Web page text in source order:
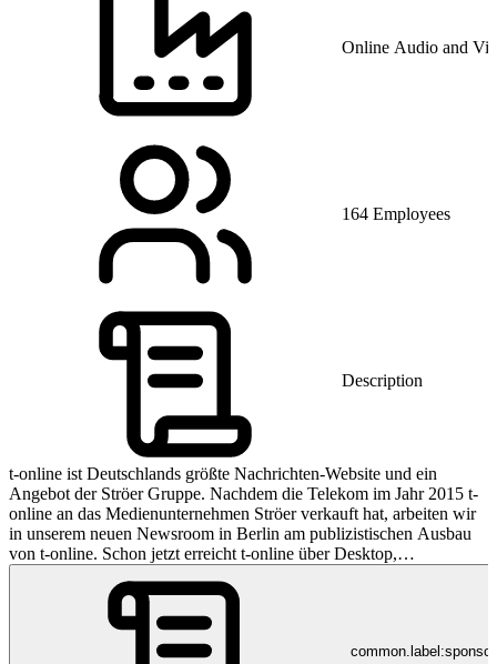
Online Audio and
164 Employees
Description
t-online ist Deutschlands größte Nachrichten-Website und ein
Angebot der Ströer Gruppe. Nachdem die Telekom im Jahr 2015 t-
online an das Medienunternehmen Ströer verkauft hat, arbeiten wir
in unserem neuen Newsroom in Berlin am publizistischen Ausbau
von t-online. Schon jetzt erreicht t-online über Desktop,
Smartphones, Tablets, Social Media und das Public-Video-
Netzwerk von Ströer in Innenstädten, Bahnhöfen und
Einkaufszentren 47 Millionen Nutzer pro Monat. Die redaktionellen
Inhalte für t-online werden von der Ströer News Publishing GmbH
bereitgestellt, einem Team aus mehr als 180 Redakteurinnen und